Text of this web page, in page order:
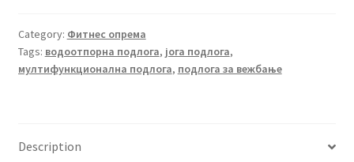
вежбање
quantity
Category: Фитнес опрема
Tags: водоотпорна подлога, јога подлога,
мултифункционална подлога, подлога за вежбање
Description